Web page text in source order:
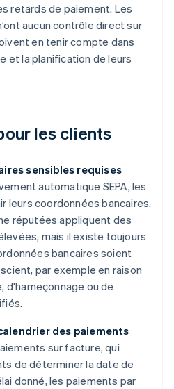
retards de paiement. Les
aucun contrôle direct sur
en tenir compte dans
et la planification de leurs
les clients
sensibles requises
automatique SEPA, les
leurs coordonnées bancaires.
réputées appliquent des
mais il existe toujours
bancaires soient
par exemple en raison
d'hameçonnage ou de
des paiements
sur facture, qui
de déterminer la date de
donné, les paiements par